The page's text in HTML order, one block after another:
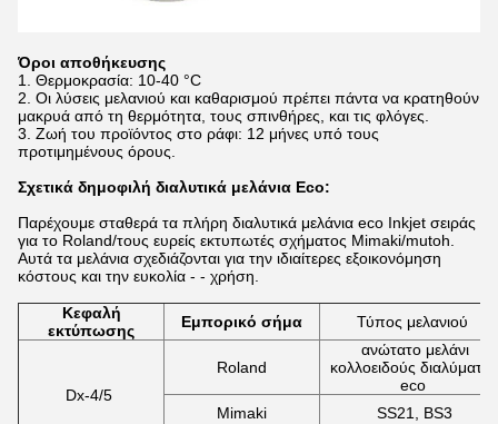
Όροι αποθήκευσης
Θερμοκρασία: 10-40 °C
Οι λύσεις μελανιού και καθαρισμού πρέπει πάντα να κρατηθούν
μακρυά από τη θερμότητα, τους σπινθήρες, και τις φλόγες.
Ζωή του προϊόντος στο ράφι: 12 μήνες υπό τους
προτιμημένους όρους.
Σχετικά δημοφιλή διαλυτικά μελάνια Eco:
Παρέχουμε σταθερά τα πλήρη διαλυτικά μελάνια eco Inkjet σειράς
για το Roland/τους ευρείς εκτυπωτές σχήματος Mimaki/mutoh.
Αυτά τα μελάνια σχεδιάζονται για την ιδιαίτερες εξοικονόμηση
κόστους και την ευκολία - - χρήση.
Κεφαλή
εκτύπωσης
Εμπορικό σήμα Τύπος μελανιού
Dx-4/5
Roland
ανώτατο μελάνι
κολλοειδούς διαλύματος
eco
Mimaki
SS21, BS3